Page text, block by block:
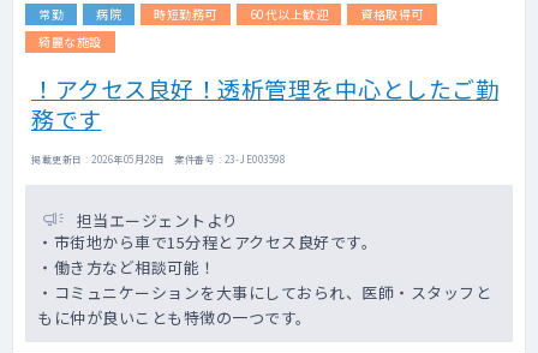
常勤 病院 時短勤務可 60代以上歓迎
資格取得可
綺麗な施設
！アクセス良好！透析管理を中心としたご勤
務です
掲載更新日 : 2026年05月28日 案件番号 : 23-JE003598
担当エージェントより
・市街地から車で15分程とアクセス良好です。
・働き方など相談可能！
・コミュニケーションを大事にしておられ、医師・スタッフと
もに仲が良いことも特徴の一つです。